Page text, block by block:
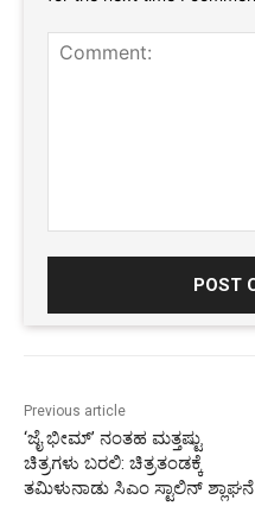
Previous article
‘ಜೈ ಭೀಮ್‌’ ನಂತಹ ಮತ್ತಷ್ಟು
ಚಿತ್ರಗಳು ಬರಲಿ: ಚಿತ್ರತಂಡಕ್ಕೆ
ತಮಿಳುನಾಡು ಸಿಎಂ ಸ್ಟಾಲಿನ್ ಶ್ಲಾಘನೆ